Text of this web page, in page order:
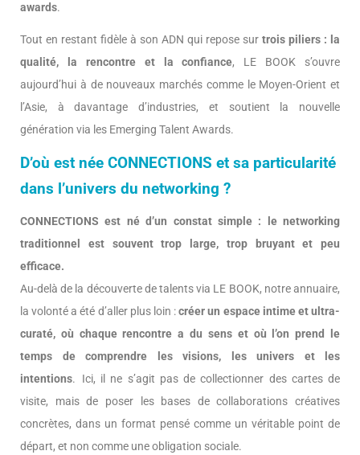
awards.
Tout en restant fidèle à son ADN qui repose sur trois piliers : la
qualité, la rencontre et la confiance, LE BOOK s’ouvre
aujourd’hui à de nouveaux marchés comme le Moyen-Orient et
l’Asie, à davantage d’industries, et soutient la nouvelle
génération via les Emerging Talent Awards.
D’où est née CONNECTIONS et sa particularité
dans l’univers du networking ?
CONNECTIONS est né d’un constat simple : le networking
traditionnel est souvent trop large, trop bruyant et peu
efficace.
Au-delà de la découverte de talents via LE BOOK, notre annuaire,
la volonté a été d’aller plus loin :créer un espace intime et ultra-
curaté, où chaque rencontre a du sens et où l’on prend le
temps de comprendre les visions, les univers et les
intentions. Ici, il ne s’agit pas de collectionner des cartes de
visite, mais de poser les bases de collaborations créatives
concrètes, dans un format pensé comme un véritable point de
départ, et non comme une obligation sociale.